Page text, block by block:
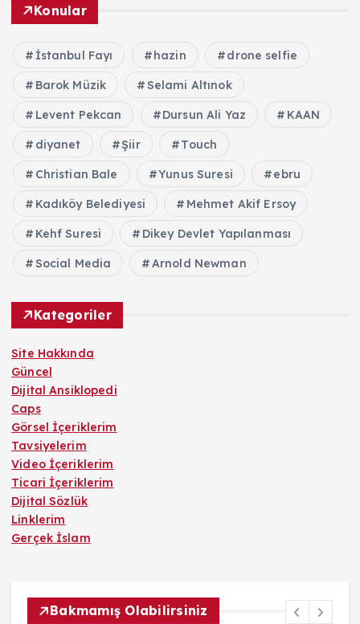
Konular
İstanbul Fayı hazin drone selfie
Barok Müzik Selami Altınok
Levent Pekcan Dursun Ali Yaz KAAN
diyanet Şiir Touch
Christian Bale Yunus Suresi ebru
Kadıköy Belediyesi Mehmet Akif Ersoy
Kehf Suresi Dikey Devlet Yapılanması
Social Media Arnold Newman
Kategoriler
Site Hakkında
Güncel
Dijital Ansiklopedi
Caps
Görsel İçeriklerim
Tavsiyelerim
Video İçeriklerim
Ticari İçeriklerim
Dijital Sözlük
Linklerim
Gerçek İslam
Bakmamış Olabilirsiniz